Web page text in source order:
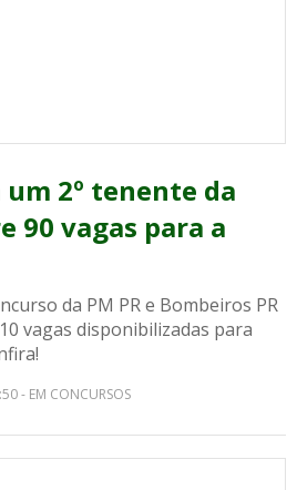
2º tenente da
90 vagas para a
da PM PR e Bombeiros PR
vagas disponibilizadas para
- EM CONCURSOS